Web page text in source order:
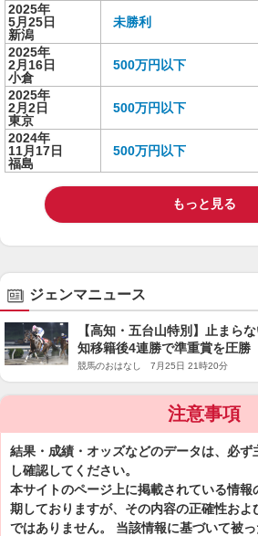
2025年
5月25日
新潟
未勝利
2025年
2月16日
小倉
500万円以下
2025年
2月2日
東京
500万円以下
2024年
11月17日
福島
500万円以下
もっと見る
ジェンマニュース
【高知・五台山特別】止まら
知移籍後4連勝で準重賞を圧勝
競馬のおはなし 7月25日 21時20分
注意事項
結果・成績・オッズなどのデータは、必
し確認してください。
本サイトのページ上に掲載されている情
期しておりますが、その内容の正確性お
ではありません。 当該情報に基づいて被